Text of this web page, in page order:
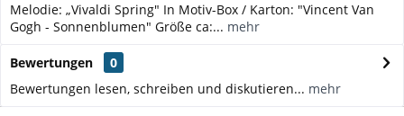
Melodie: „Vivaldi Spring" In Motiv-Box / Karton: "Vincent Van
Gogh - Sonnenblumen" Größe ca:... mehr
Bewertungen
0
Bewertungen lesen, schreiben und diskutieren... mehr